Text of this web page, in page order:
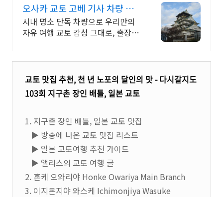
오사카 교토 고베 기사 차량 우
리만의 프라이빗 전용 차량
시내 명소 단독 차량으로 우리만의
자유 여행 교토 감성 그대로, 출장 의
이동!
교토 맛집 추천, 천 년 노포의 달인의 맛 - 다시갈지도
103회 지구촌 장인 배틀, 일본 교토
1. 지구촌 장인 배틀, 일본 교토 맛집
▶ 방송에 나온 교토 맛집 리스트
▶ 일본 교토여행 추천 가이드
▶ 앨리스의 교토 여행 글
2. 혼케 오와리야 Honke Owariya Main Branch
3. 이지몬지야 와스케 Ichimonjiya Wasuke